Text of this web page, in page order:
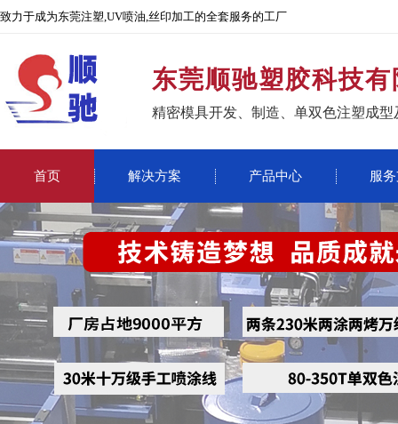
致力于成为东莞注塑,UV喷油,丝印加工的全套服务的工厂
东莞顺驰塑胶科技
精密模具开发、制造、单双色注塑成
首页 解决方案 产品中心 服